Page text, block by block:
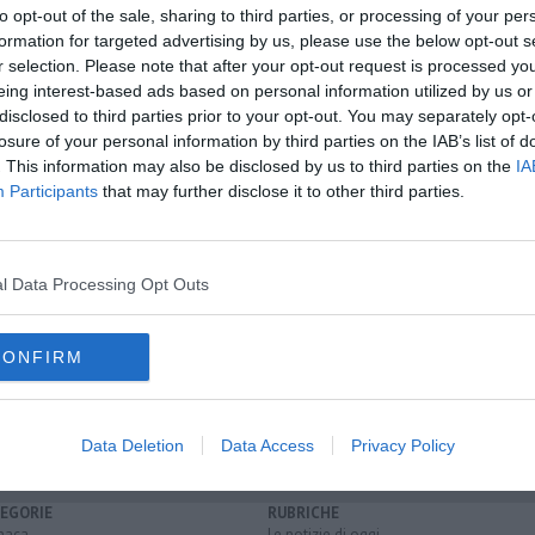
opt-out of the sale, sharing to third parties, or processing of your
for targeted advertising by us, please use the below opt-out
selection. Please note that after your opt-out request is processed
interest-based ads based on personal information utilized by us
to third parties prior to your opt-out. You may separately
of your personal information by third parties on the IAB’s list of
This information may also be disclosed by us to third parties on the
Participants that may further disclose it to other third parties.
Data Processing Opt Outs
Data Deletion Data Access Privacy Policy
iscriviti allaNewsletter QUInews - ToscanaMedia.
nella tua casella di posta.
spettatori
saluta
RUBRICHE